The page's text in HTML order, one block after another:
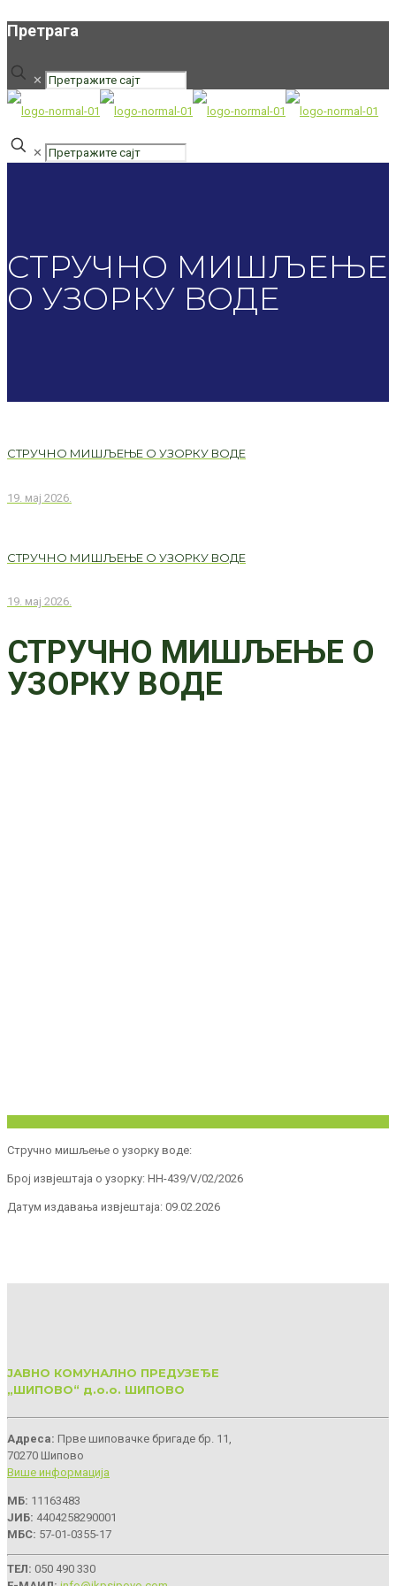
Претрага
✕
✕
СТРУЧНО МИШЉЕЊЕ
О УЗОРКУ ВОДЕ
СТРУЧНО МИШЉЕЊЕ О УЗОРКУ ВОДЕ
19. мај 2026.
СТРУЧНО МИШЉЕЊЕ О УЗОРКУ ВОДЕ
19. мај 2026.
СТРУЧНО МИШЉЕЊЕ О
УЗОРКУ ВОДЕ
Стручно мишљење о узорку воде:
Број извјештаја о узорку: HH-439/V/02/2026
Датум издавања извјештаја: 09.02.2026
ЈАВНО КОМУНАЛНО ПРЕДУЗЕЂЕ
„ШИПОВО“ д.о.о. ШИПОВО
Aдреса: Прве шиповачке бригаде бр. 11,
70270 Шипово
Више информација
МБ: 11163483
ЈИБ: 4404258290001
МБС: 57-01-0355-17
ТЕЛ: 050 490 330